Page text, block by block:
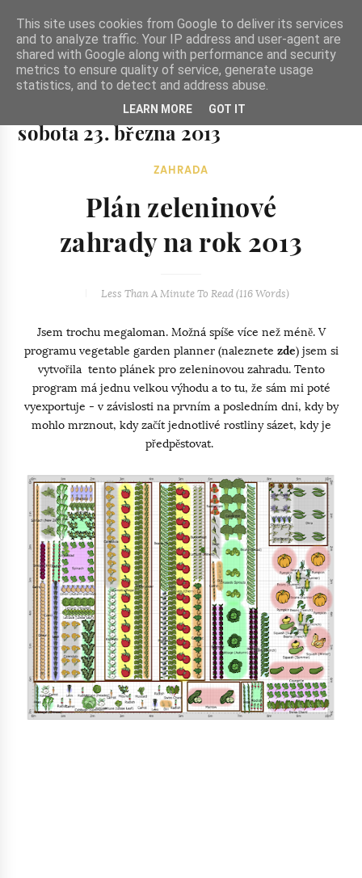
Ze zahrady do kuchyně
Ze zahrady do kuchyně...inspirativní vegetariánské recepty
a skvělé jídlo.
sobota 23. března 2013
ZAHRADA
Plán zeleninové
zahrady na rok 2013
Less Than A MinuteTo Read (116Words)
Jsem trochu megaloman. Možná spíše více než méně. V
programu vegetable garden planner (naleznete zde) jsem si
vytvořila tento plánek pro zeleninovou zahradu. Tento
program má jednu velkou výhodu a to tu, že sám mi poté
vyexportuje - v závislosti na prvním a posledním dni, kdy by
mohlo mrznout, kdy začít jednotlivé rostliny sázet, kdy je
předpěstovat.
This site uses cookies from Google to deliver its services
and to analyze traffic. Your IP address and user-agent are
shared with Google along with performance and security
metrics to ensure quality of service, generate usage
statistics, and to detect and address abuse.
LEARN MORE GOT IT